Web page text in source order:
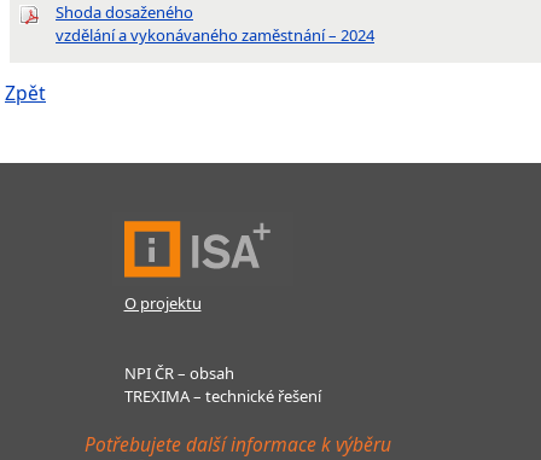
Shoda dosaženého
vzdělání a vykonávaného zaměstnání – 2024
Zpět
O projektu
NPI ČR – obsah
TREXIMA – technické řešení
Potřebujete další informace k výběru